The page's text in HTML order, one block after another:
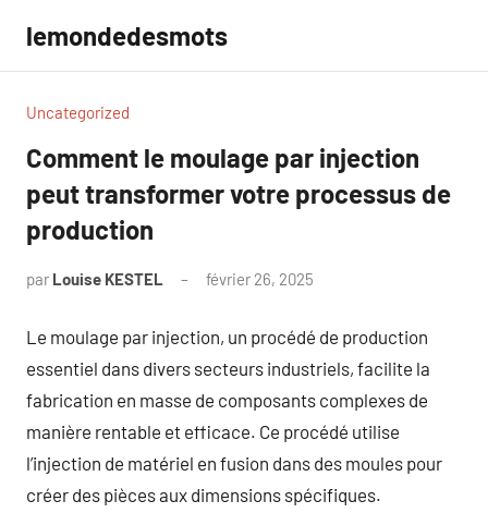
contenu
lemondedesmots
Uncategorized
Comment le moulage par injection
peut transformer votre processus de
production
par Louise KESTEL février 26, 2025
Le moulage par injection, un procédé de production
essentiel dans divers secteurs industriels, facilite la
fabrication en masse de composants complexes de
manière rentable et efficace. Ce procédé utilise
l’injection de matériel en fusion dans des moules pour
créer des pièces aux dimensions spécifiques.